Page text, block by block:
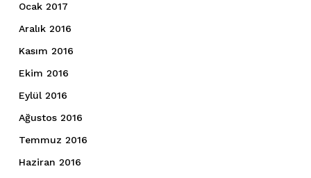
Ocak 2017
Aralık 2016
Kasım 2016
Ekim 2016
Eylül 2016
Ağustos 2016
Temmuz 2016
Haziran 2016